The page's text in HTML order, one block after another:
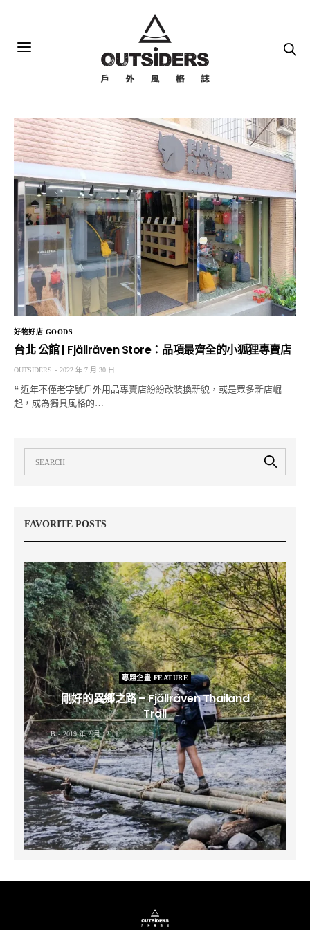
好物好店 GOODS
台北 公館 | Fjällräven Store：品項最齊全的小狐狸專賣店
OUTSIDERS 2022 年 7 月 30 日
❝ 近年不僅老字號戶外用品專賣店紛紛改裝換新貌，或是眾多新店崛
起，成為獨具風格的…
FAVORITE POSTS
專題企畫 FEATURE
剛好的異鄉之路 – Fjällräven Thailand
Trail
B 2019 年 2 月 12 日